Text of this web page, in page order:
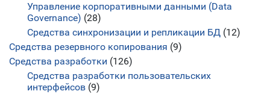
Управление корпоративными данными (Data
Governance) (28)
Средства синхронизации и репликации БД (12)
Средства резервного копирования (9)
Средства разработки (126)
Средства разработки пользовательских
интерфейсов (9)